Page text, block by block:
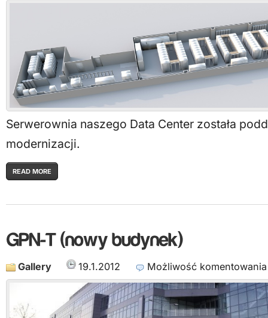
Serwerownia naszego Data Center została
modernizacji.
READ MORE
Gallery 19.1.2012 Możliwość